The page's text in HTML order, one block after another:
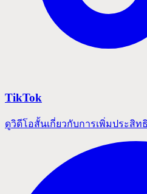
TikTok
ดูวิดีโอสั้นเกี่ยวกับการเพิ่มประสิท